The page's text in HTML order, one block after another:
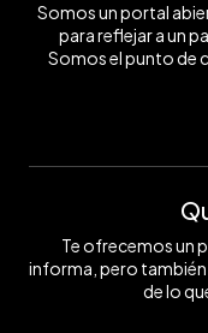
Somos un portal
para reflejar a un
Somos el punto de
Te ofrecemos un
informa, pero
de lo